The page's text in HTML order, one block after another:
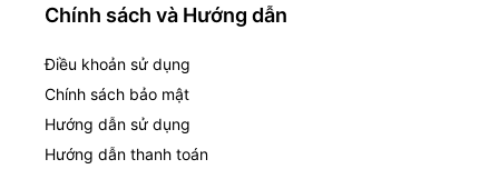
Chính sách và Hướng dẫn
Điều khoản sử dụng
Chính sách bảo mật
Hướng dẫn sử dụng
Hướng dẫn thanh toán